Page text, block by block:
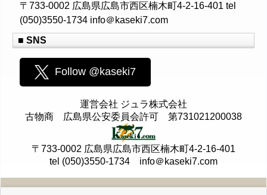
〒733-0002 広島県広島市西区楠木町4-2-16-401 tel
(050)3550-1734 info＠kaseki7.com
■ SNS
Follow @kaseki7
運営会社 ジュラ株式会社
古物商 広島県公安委員会許可 第731021200038
〒733-0002 広島県広島市西区楠木町4-2-16-401
tel (050)3550-1734 info＠kaseki7.com